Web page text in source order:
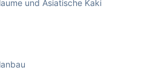
und Asiatische Kaki